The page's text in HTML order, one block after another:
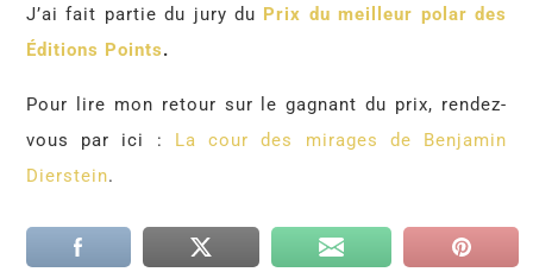
J’ai fait partie du jury du Prix du meilleur polar des
Éditions Points.
Pour lire mon retour sur le gagnant du prix, rendez-
vous par ici : La cour des mirages de Benjamin
Dierstein.